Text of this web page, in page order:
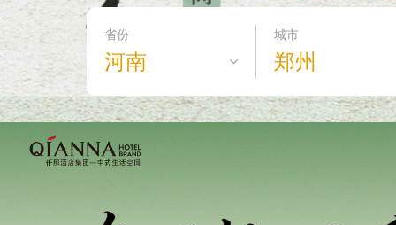
省份
河南
城市
郑州